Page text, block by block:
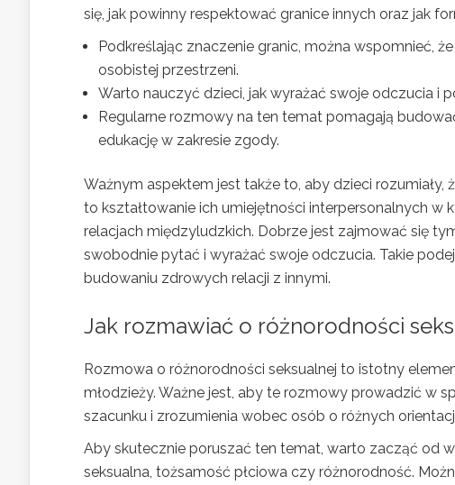
się, jak powinny respektować granice innych oraz jak
Podkreślając znaczenie granic, można wspomnieć,
osobistej przestrzeni.
Warto nauczyć dzieci, jak wyrażać swoje odczucia i
Regularne rozmowy na ten temat pomagają
edukację w zakresie zgody.
Ważnym aspektem jest także to, aby dzieci
to kształtowanie ich umiejętności interpersonalnych w
relacjach międzyludzkich. Dobrze jest zajmować się
swobodnie pytać i wyrażać swoje odczucia. Takie
budowaniu zdrowych relacji z innymi.
Jak rozmawiać o różnorodności
Rozmowa o różnorodności seksualnej to istotny
młodzieży. Ważne jest, aby te rozmowy prowadzić w
szacunku i zrozumienia wobec osób o różnych
Aby skutecznie poruszać ten temat, warto zacząć od
seksualna, tożsamość płciowa czy różnorodność.